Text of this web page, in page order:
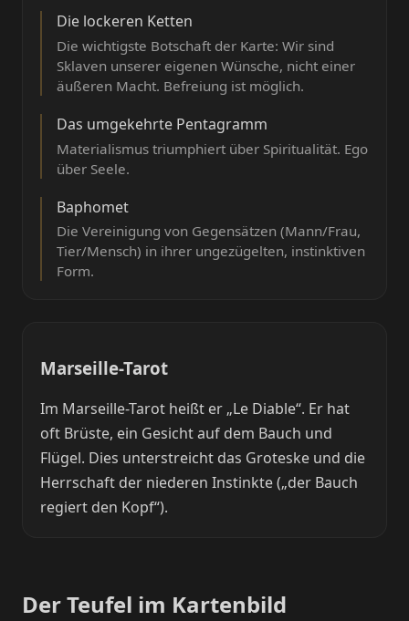
Die lockeren Ketten
Die wichtigste Botschaft der Karte: Wir sind
Sklaven unserer eigenen Wünsche, nicht einer
äußeren Macht. Befreiung ist möglich.
Das umgekehrte Pentagramm
Materialismus triumphiert über Spiritualität. Ego
über Seele.
Baphomet
Die Vereinigung von Gegensätzen (Mann/Frau,
Tier/Mensch) in ihrer ungezügelten, instinktiven
Form.
Marseille-Tarot
Im Marseille-Tarot heißt er „Le Diable“. Er hat
oft Brüste, ein Gesicht auf dem Bauch und
Flügel. Dies unterstreicht das Groteske und die
Herrschaft der niederen Instinkte („der Bauch
regiert den Kopf“).
Der Teufel im Kartenbild